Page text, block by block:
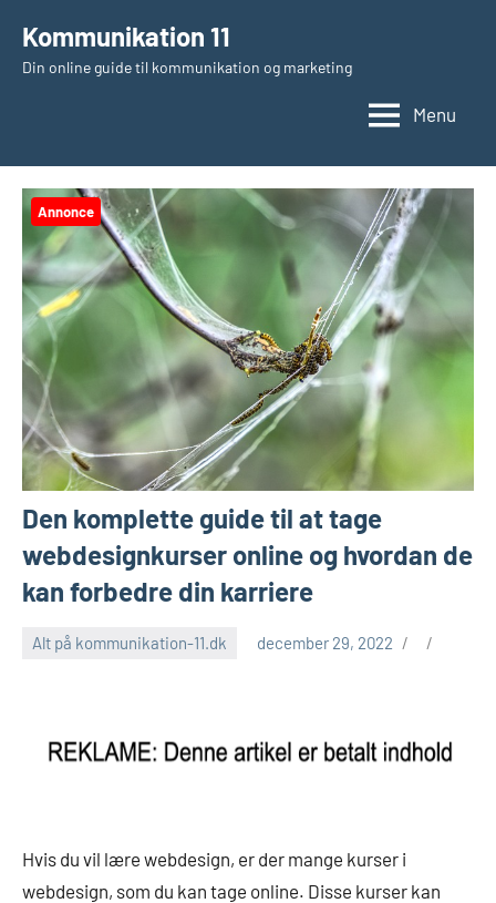
indhold
Kommunikation 11
Din online guide til kommunikation og marketing
Menu
Annonce
Den komplette guide til at tage
webdesignkurser online og hvordan de
kan forbedre din karriere
Alt på kommunikation-11.dk december 29, 2022
Hvis du vil lære webdesign, er der mange kurser i
webdesign, som du kan tage online. Disse kurser kan